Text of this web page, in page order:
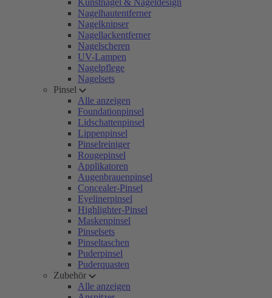
Kunstnägel & Nageldesign
Nagelhautentferner
Nagelknipser
Nagellackentferner
Nagelscheren
UV-Lampen
Nagelpflege
Nagelsets
Pinsel
Alle anzeigen
Foundationpinsel
Lidschattenpinsel
Lippenpinsel
Pinselreiniger
Rougepinsel
Applikatoren
Augenbrauenpinsel
Concealer-Pinsel
Eyelinerpinsel
Highlighter-Pinsel
Maskenpinsel
Pinselsets
Pinseltaschen
Puderpinsel
Puderquasten
Zubehör
Alle anzeigen